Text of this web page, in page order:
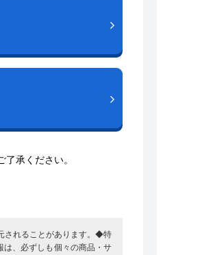
承ください。
されることがあります。◆特
、必ずしも個々の商品・サ